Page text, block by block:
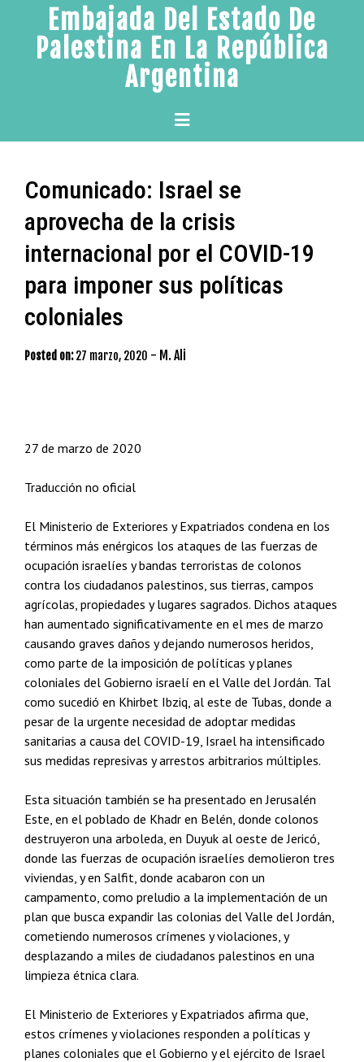
content
Embajada Del Estado De
Palestina En La República
Argentina
Primary
Menu
Comunicado: Israel se
aprovecha de la crisis
internacional por el COVID-19
para imponer sus políticas
coloniales
Posted on: 27 marzo, 2020 - M. Ali
27 de marzo de 2020
Traducción no oficial
El Ministerio de Exteriores y Expatriados condena en los
términos más enérgicos los ataques de las fuerzas de
ocupación israelíes y bandas terroristas de colonos
contra los ciudadanos palestinos, sus tierras, campos
agrícolas, propiedades y lugares sagrados. Dichos ataques
han aumentado significativamente en el mes de marzo
causando graves daños y dejando numerosos heridos,
como parte de la imposición de políticas y planes
coloniales del Gobierno israelí en el Valle del Jordán. Tal
como sucedió en Khirbet Ibziq, al este de Tubas, donde a
pesar de la urgente necesidad de adoptar medidas
sanitarias a causa del COVID-19, Israel ha intensificado
sus medidas represivas y arrestos arbitrarios múltiples.
Esta situación también se ha presentado en Jerusalén
Este, en el poblado de Khadr en Belén, donde colonos
destruyeron una arboleda, en Duyuk al oeste de Jericó,
donde las fuerzas de ocupación israelíes demolieron tres
viviendas, y en Salfit, donde acabaron con un
campamento, como preludio a la implementación de un
plan que busca expandir las colonias del Valle del Jordán,
cometiendo numerosos crímenes y violaciones, y
desplazando a miles de ciudadanos palestinos en una
limpieza étnica clara.
El Ministerio de Exteriores y Expatriados afirma que,
estos crímenes y violaciones responden a políticas y
planes coloniales que el Gobierno y el ejército de Israel